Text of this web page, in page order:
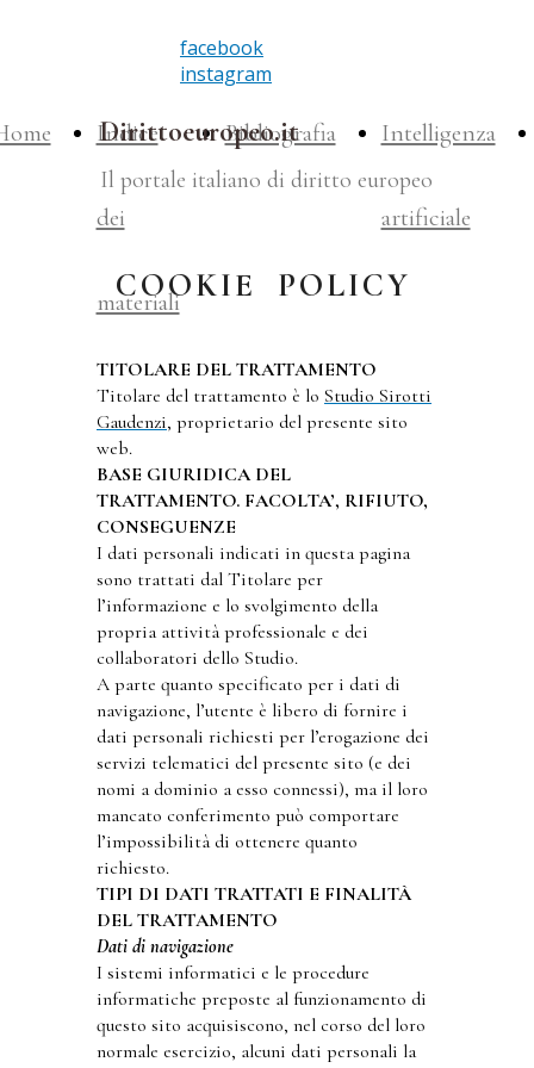
facebook
instagram
Il portale italiano di diritto europeo
Indice
dei
materiali
Bibliografia Intelligenza
artificiale
Dirittoeuropeo.it
COOKIE POLICY
TITOLARE DEL TRATTAMENTO
Titolare del trattamento è lo Studio Sirotti
Gaudenzi, proprietario del presente sito
web.
BASE GIURIDICA DEL
TRATTAMENTO. FACOLTA’, RIFIUTO,
CONSEGUENZE
I dati personali indicati in questa pagina
sono trattati dal Titolare per
l’informazione e lo svolgimento della
propria attività professionale e dei
collaboratori dello Studio.
A parte quanto specificato per i dati di
navigazione, l’utente è libero di fornire i
dati personali richiesti per l’erogazione dei
servizi telematici del presente sito (e dei
nomi a dominio a esso connessi), ma il loro
mancato conferimento può comportare
l’impossibilità di ottenere quanto
richiesto.
TIPI DI DATI TRATTATI E FINALITÀ
DEL TRATTAMENTO
Dati di navigazione
I sistemi informatici e le procedure
informatiche preposte al funzionamento di
questo sito acquisiscono, nel corso del loro
normale esercizio, alcuni dati personali la